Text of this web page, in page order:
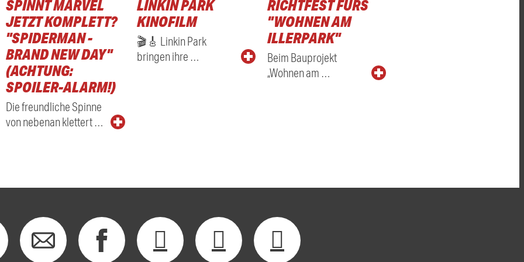
SPINNT MARVEL
JETZT KOMPLETT?
"SPIDERMAN -
BRAND NEW DAY"
(ACHTUNG:
SPOILER-ALARM!)
Die freundliche Spinne
von nebenan klettert …
LINKIN PARK
KINOFILM
🎬🎸 Linkin Park
bringen ihre …
RICHTFEST FÜRS
"WOHNEN AM
ILLERPARK"
Beim Bauprojekt
„Wohnen am …